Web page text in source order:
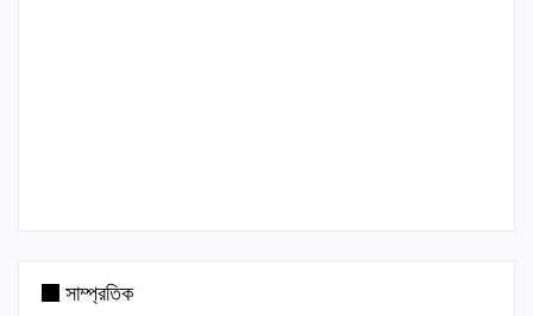
সাম্প্রতিক